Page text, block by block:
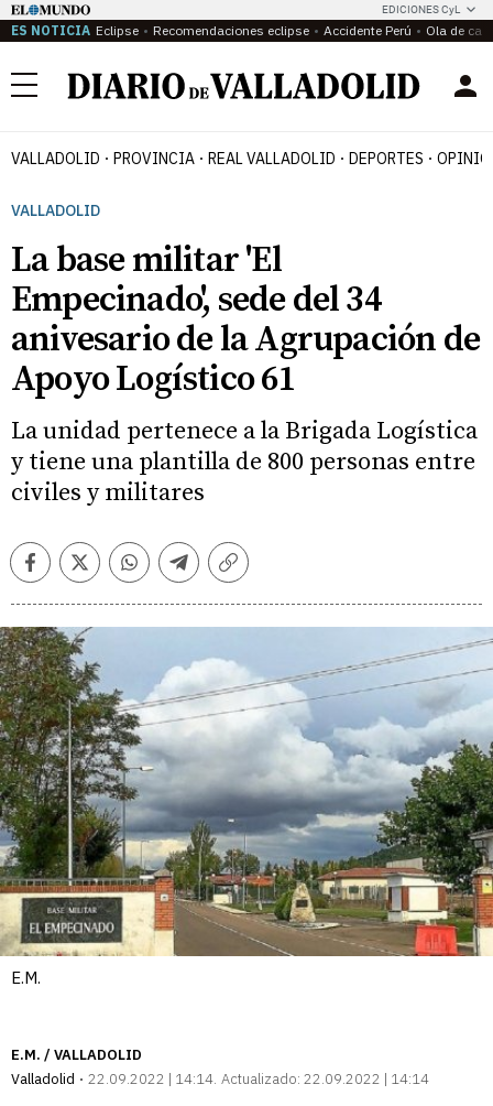
EDICIONES CyL
ES NOTICIA Eclipse Recomendaciones eclipse Accidente Perú Ola de
Menú
VALLADOLID PROVINCIA REAL VALLADOLID DEPORTES
VALLADOLID
La base militar 'El
Empecinado', sede del 34
anivesario de la Agrupación de
Apoyo Logístico 61
La unidad pertenece a la Brigada Logística
y tiene una plantilla de 800 personas entre
civiles y militares
FacebookTwitterWhatsappTelegramCopiar
E.M.
E.M. / VALLADOLID
Valladolid
22.09.2022 | 14:14 Actualizado: 22.09.2022 | 14:14